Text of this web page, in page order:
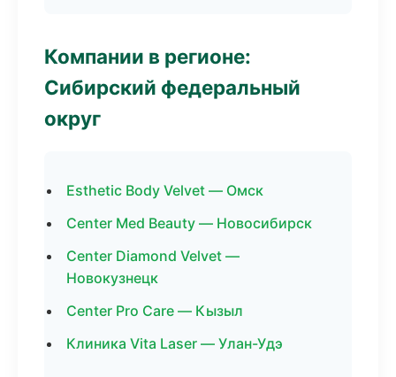
Компании в регионе:
Сибирский федеральный
округ
Esthetic Body Velvet — Омск
Center Med Beauty — Новосибирск
Center Diamond Velvet —
Новокузнецк
Center Pro Care — Кызыл
Клиника Vita Laser — Улан-Удэ